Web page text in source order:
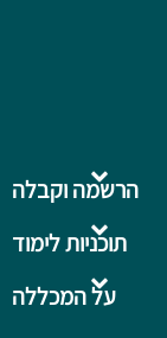
על המכללה
תוכניות לימוד
הרשמה וקבלה